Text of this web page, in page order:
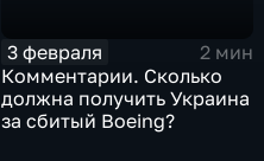
3 февраля
2 мин
Комментарии. Сколько
должна получить Украина
за сбитый Boeing?